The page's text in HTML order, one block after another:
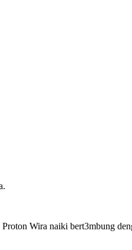
Wira naiki bert3mbung